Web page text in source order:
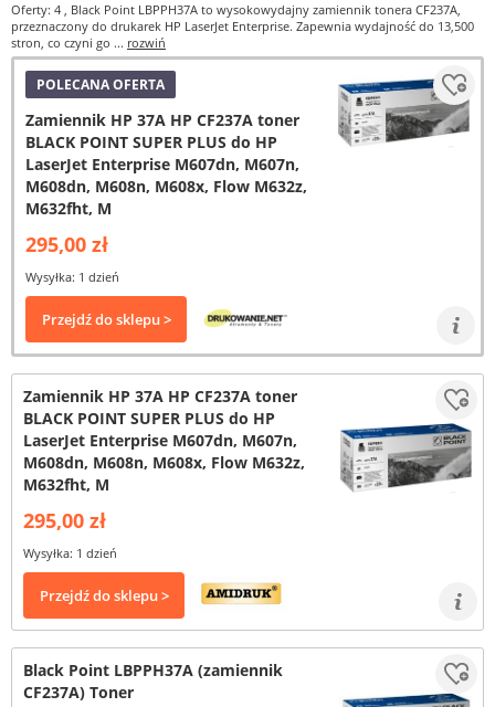
Oferty: 4 , Black Point LBPPH37A to wysokowydajny zamiennik tonera CF237A,
przeznaczony do drukarek HP LaserJet Enterprise. Zapewnia wydajność do 13,500
stron, co czyni go ... rozwiń
POLECANA OFERTA
Zamiennik HP 37A HP CF237A toner
BLACK POINT SUPER PLUS do HP
LaserJet Enterprise M607dn, M607n,
M608dn, M608n, M608x, Flow M632z,
M632fht, M
295,00 zł
Wysyłka: 1 dzień
Przejdź do sklepu >
Zamiennik HP 37A HP CF237A toner
BLACK POINT SUPER PLUS do HP
LaserJet Enterprise M607dn, M607n,
M608dn, M608n, M608x, Flow M632z,
M632fht, M
295,00 zł
Wysyłka: 1 dzień
Przejdź do sklepu >
Black Point LBPPH37A (zamiennik
CF237A) Toner